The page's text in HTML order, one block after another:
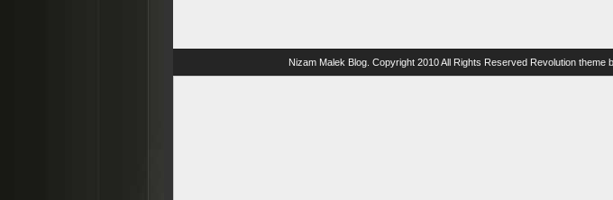
Nizam Malek Blog . Copyright 2010 All Rights Reserved Revolution theme